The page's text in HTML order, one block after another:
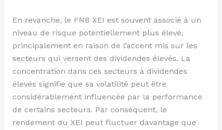
En revanche, le FNB XEI est souvent associé à un
niveau de risque potentiellement plus élevé,
principalement en raison de l’accent mis sur les
secteurs qui versent des dividendes élevés. La
concentration dans ces secteurs à dividendes
élevés signifie que sa volatilité peut être
considérablement influencée par la performance
de certains secteurs. Par conséquent, le
rendement du XEI peut fluctuer davantage que